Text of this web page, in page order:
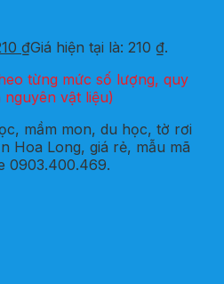
₫Giá hiện tại là: 210 ₫.
từng mức số lượng, quy
vật liệu)
mầm mon, du học, tờ rơi
Hoa Long, giá rẻ, mẫu mã
0903.400.469.